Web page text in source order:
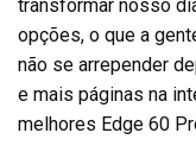
transformar nosso
opções, o que a
não se arrepender
e mais páginas na
melhores Edge 60